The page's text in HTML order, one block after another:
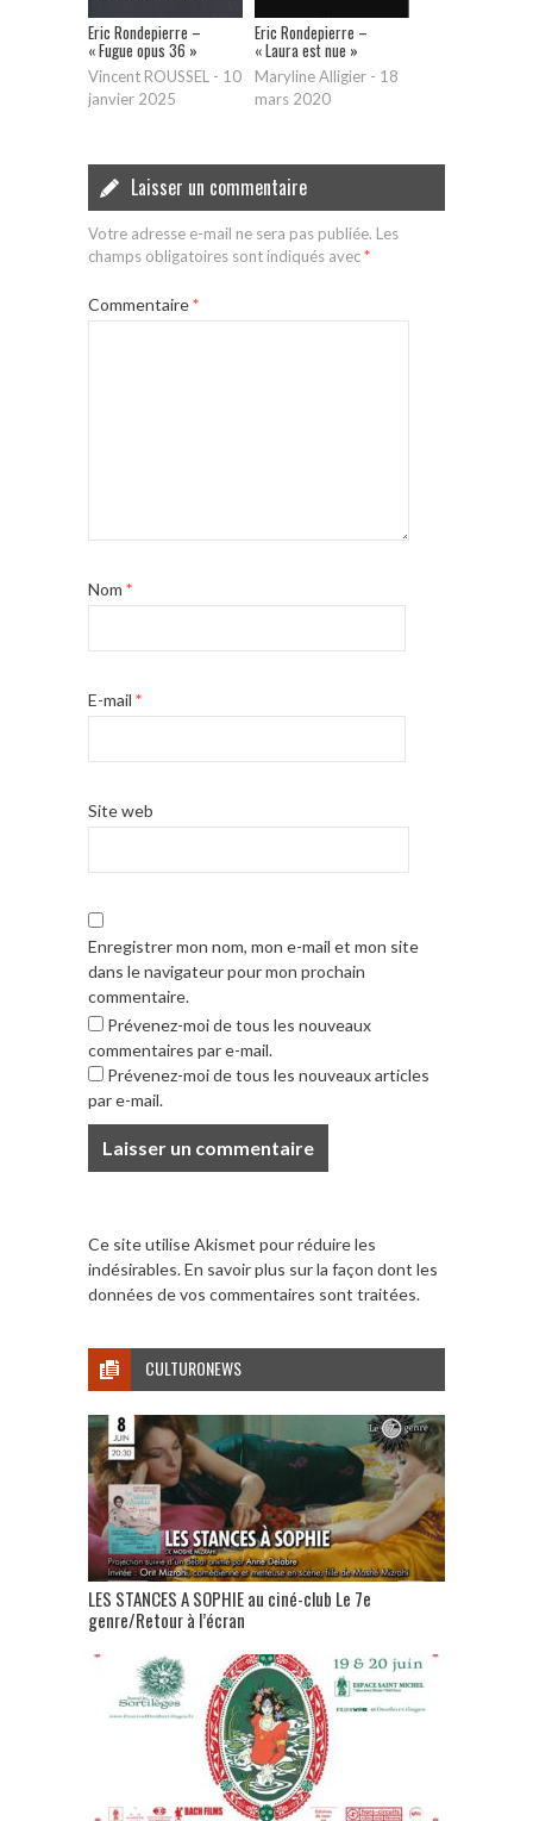
Eric Rondepierre –
« Fugue opus 36 »
Vincent ROUSSEL - 10
janvier 2025
Eric Rondepierre –
« Laura est nue »
Maryline Alligier - 18
mars 2020
Laisser un commentaire
Votre adresse e-mail ne sera pas publiée. Les
champs obligatoires sont indiqués avec*
Commentaire*
Nom *
E-mail *
Site web
Enregistrer mon nom, mon e-mail et mon site
dans le navigateur pour mon prochain
commentaire.
Prévenez-moi de tous les nouveaux
commentaires par e-mail.
Prévenez-moi de tous les nouveaux articles
par e-mail.
Ce site utilise Akismet pour réduire les
indésirables.En savoir plus sur la façon dont les
données de vos commentaires sont traitées.
CULTURONEWS
LES STANCES A SOPHIE au ciné-club Le 7e
genre/Retour à l’écran